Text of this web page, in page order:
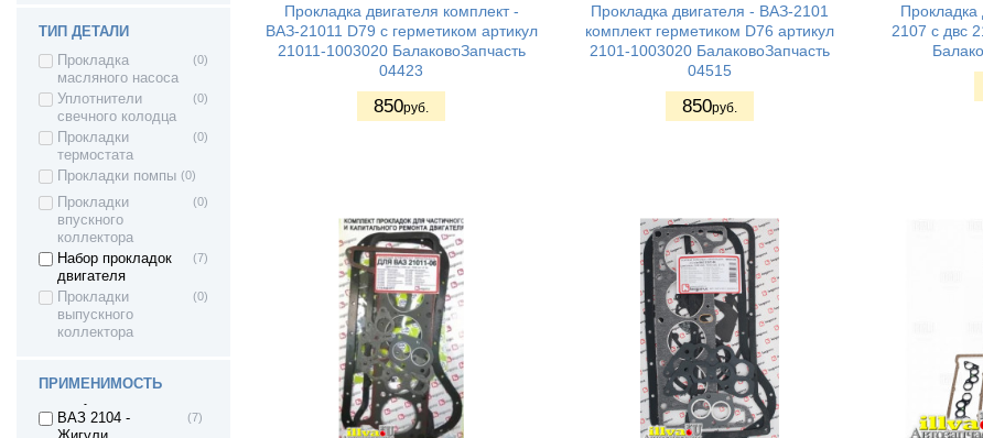
ТИП ДЕТАЛИ
Прокладка
масляного насоса
(0)
Уплотнители
свечного колодца
(0)
Прокладки
термостата
(0)
Прокладки помпы (0)
Прокладки
впускного
коллектора
(0)
Набор прокладок
двигателя
(7)
Прокладки
выпускного
коллектора
(0)
ПРИМЕНИМОСТЬ
ВАЗ 2101 -
Жигули
(7)
ВАЗ 2102 -
ВАЗ 2103 -
ВАЗ 2104 -
(7)
Прокладка двигателя комплект -
ВАЗ-21011 D79 с герметиком артикул
21011-1003020 БалаковоЗапчасть
04423
850руб.
Прокладка двигателя - ВАЗ-2101
комплект герметиком D76 артикул
2101-1003020 БалаковоЗапчасть
04515
850руб.
Прокладка
2107 с двс